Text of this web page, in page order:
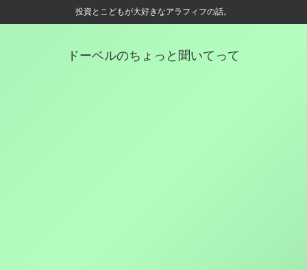
投資とこどもが大好きなアラフィフの話。
ドーベルのちょっと聞いてって